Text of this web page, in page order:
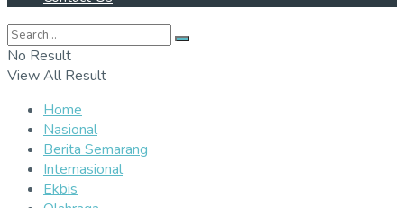
No Result
View All Result
Home
Nasional
Berita Semarang
Internasional
Ekbis